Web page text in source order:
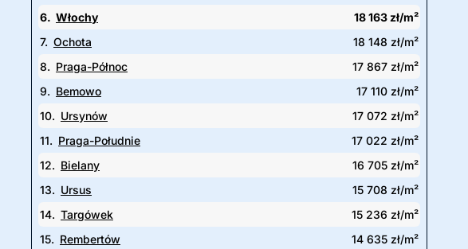
6. Włochy
18 163 zł/m²
7. Ochota
18 148 zł/m²
8. Praga-Północ
17 867 zł/m²
9. Bemowo
17 110 zł/m²
10. Ursynów
17 072 zł/m²
11. Praga-Południe
17 022 zł/m²
12. Bielany
16 705 zł/m²
13. Ursus
15 708 zł/m²
14. Targówek
15 236 zł/m²
15. Rembertów
14 635 zł/m²